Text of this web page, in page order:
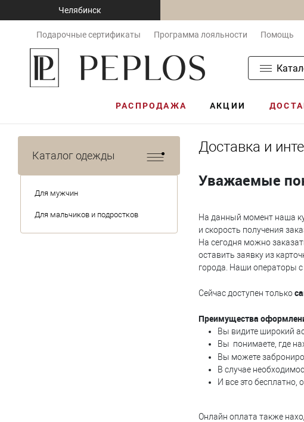
Челябинск
Подарочные сертификаты Программа лояльности Помощь
РАСПРОДАЖА АКЦИИ
Каталог одежды
Для мужчин
Для мальчиков и подростков
Доставка и
Уважаемые
На данный момент наша
и скорость получения
На сегодня можно
оставить заявку из
города. Наши операторы
Сейчас доступен только
Преимущества
Вы видите широкий
Вы понимаете, где
Вы можете
В случае
И все это бесплатно,
Онлайн оплата также